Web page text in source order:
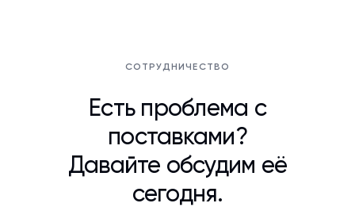
СОТРУДНИЧЕСТВО
Есть проблема с
поставками?
Давайте обсудим её
сегодня.